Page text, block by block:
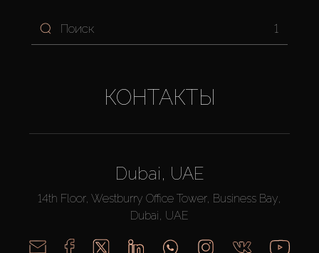
1
КОНТАКТЫ
Dubai, UAE
14th Floor, Westburry Office Tower, Business Bay,
Dubai, UAE